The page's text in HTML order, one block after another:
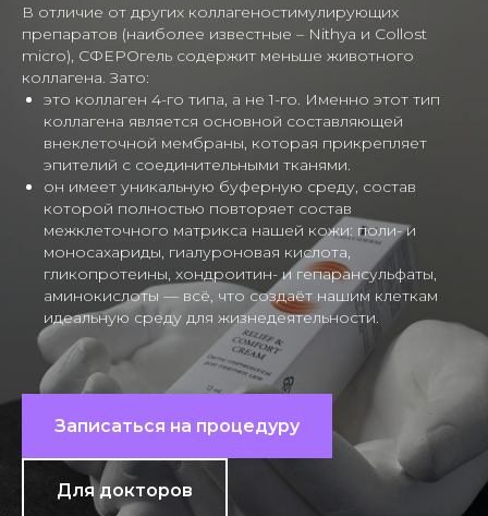
В отличие от других коллагеностимулирующих
препаратов (наиболее известные – Nithya и Collost
micro), СФЕРОгель содержит меньше животного
коллагена. Зато:
это коллаген 4-го типа, а не 1-го. Именно этот тип
коллагена является основной составляющей
внеклеточной мембраны, которая прикрепляет
эпителий с соединительными тканями.
он имеет уникальную буферную среду, состав
которой полностью повторяет состав
межклеточного матрикса нашей кожи: поли- и
моносахариды, гиалуроновая кислота,
гликопротеины, хондроитин- и гепарансульфаты,
аминокислоты — всё, что создаёт нашим клеткам
идеальную среду для жизнедеятельности.
Записаться на процедуру
Для докторов